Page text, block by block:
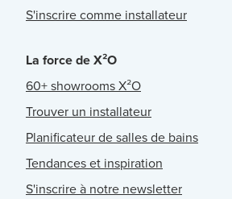
S'inscrire comme installateur
La force de X²O
60+ showrooms X²O
Trouver un installateur
Planificateur de salles de bains
Tendances et inspiration
S'inscrire à notre newsletter